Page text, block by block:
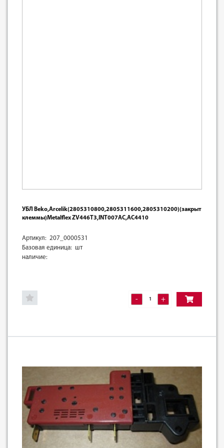
УБЛ Beko,Arcelik(2805310800,2805311600,2805310200)(закрыт
клеммы)Metalflex ZV446T3,INT007AC,AC4410
Артикул: 207_0000531
Базовая единица: шт
наличие:
- +